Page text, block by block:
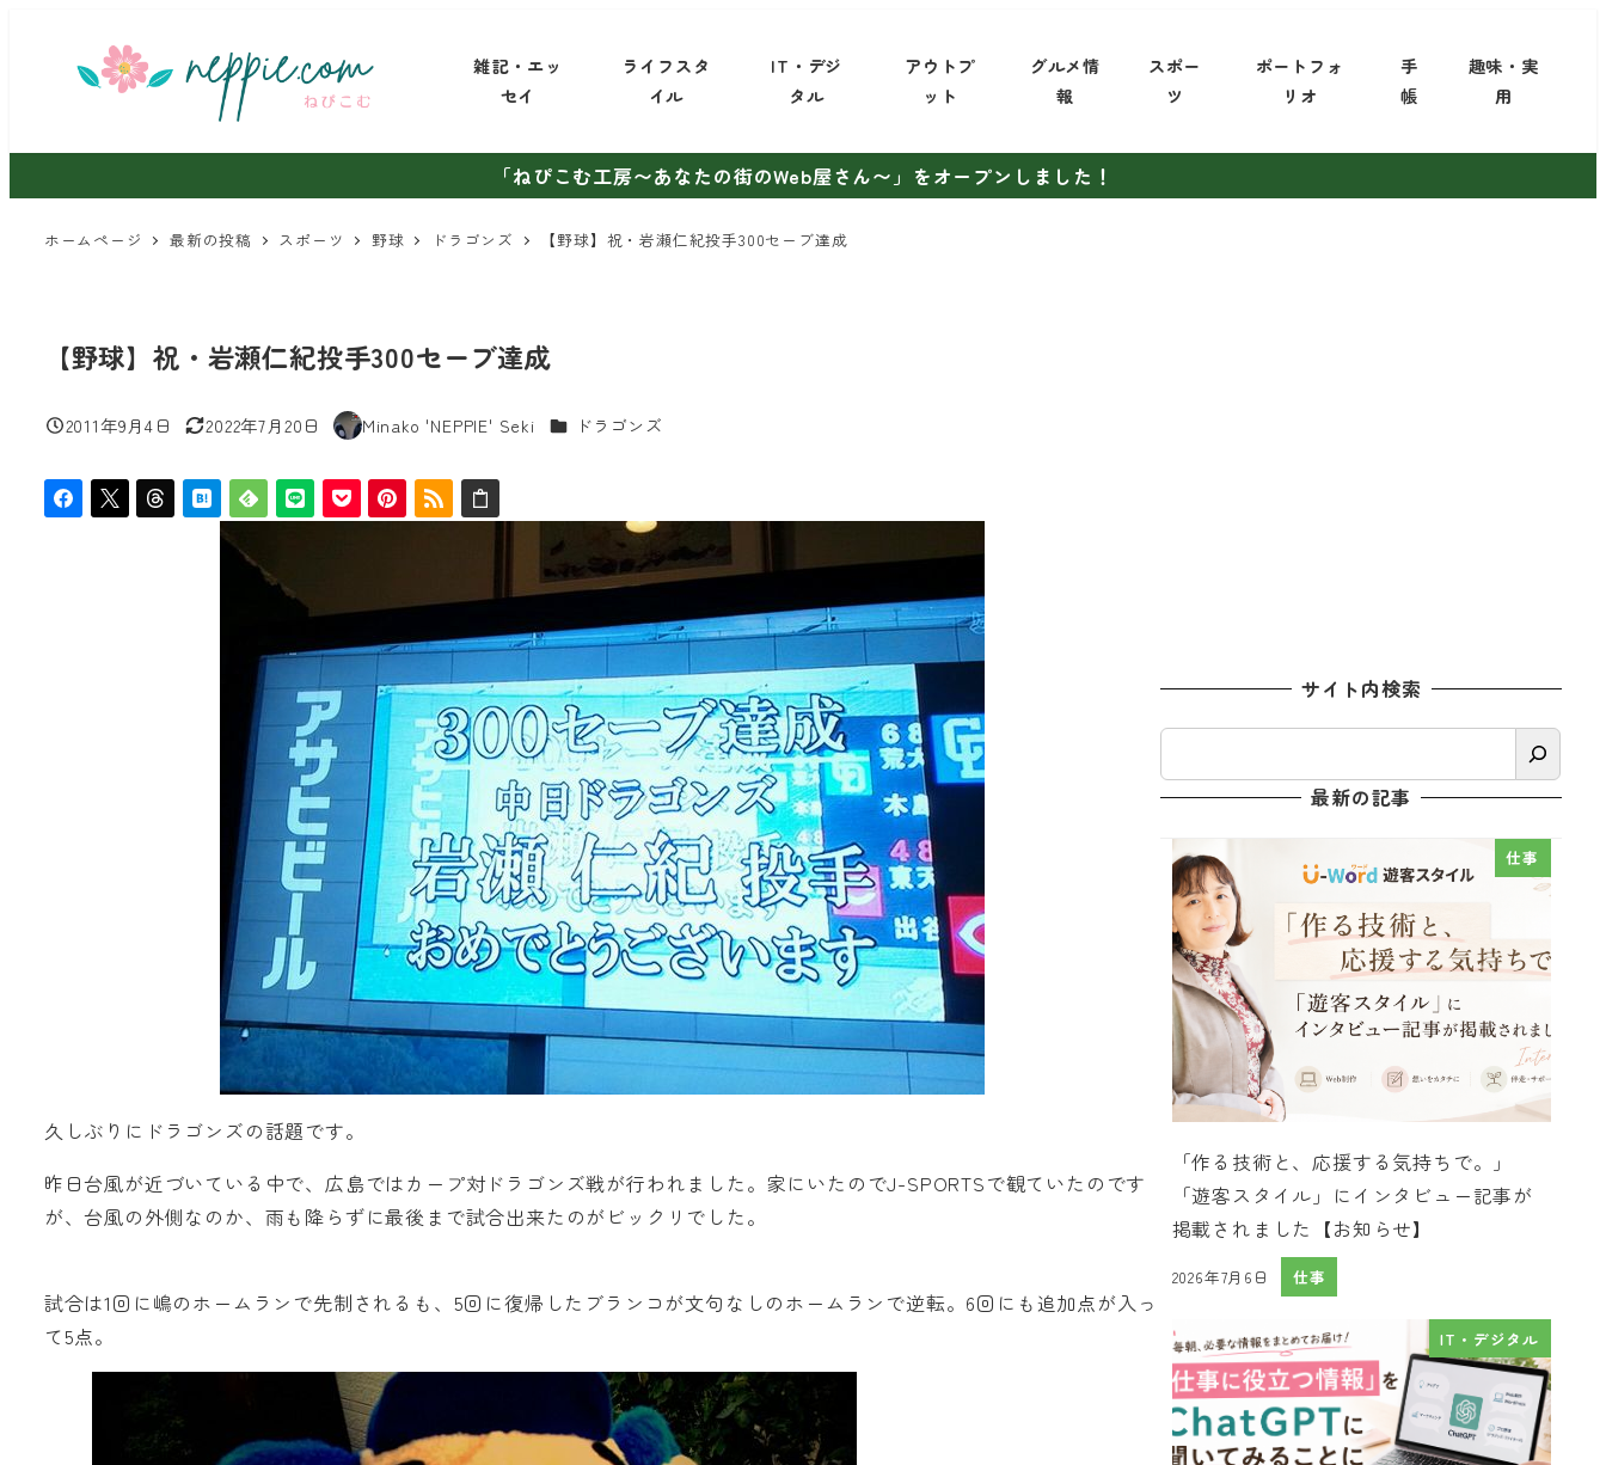
ン
テ
雑記・エッ
セイ
ライフスタ
イル
IT・デジ
タル
アウトプ
ット
グルメ情
報
スポー
ツ
ポートフォ
リオ
手
帳
趣味・実
用
「ねぴこむ工房〜あなたの街のWeb屋さん〜」をオープンしました！
ホームページ 最新の投稿 スポーツ 野球 ドラゴンズ 【野球】祝・岩瀬仁紀投手300セーブ達成
【野球】祝・岩瀬仁紀投手300セーブ達成
投稿日
2011年9月4日
更新日
2022年7月20日
著
Minako 'NEPPIE' Seki カテゴリー
ドラゴンズ
久しぶりにドラゴンズの話題です。
昨日台風が近づいている中で、広島ではカープ対ドラゴンズ戦が行われました。家にいたのでJ-SPORTSで観ていたのです
が、台風の外側なのか、雨も降らずに最後まで試合出来たのがビックリでした。
試合は1回に嶋のホームランで先制されるも、5回に復帰したブランコが文句なしのホームランで逆転。6回にも追加点が入っ
て5点。
サイト内検索
索
最新の記事
仕事
「作る技術と、応援する気持ちで。」
「遊客スタイル」にインタビュー記事が
掲載されました【お知らせ】
投稿日
2026年7月6日 仕事
IT・デジタル